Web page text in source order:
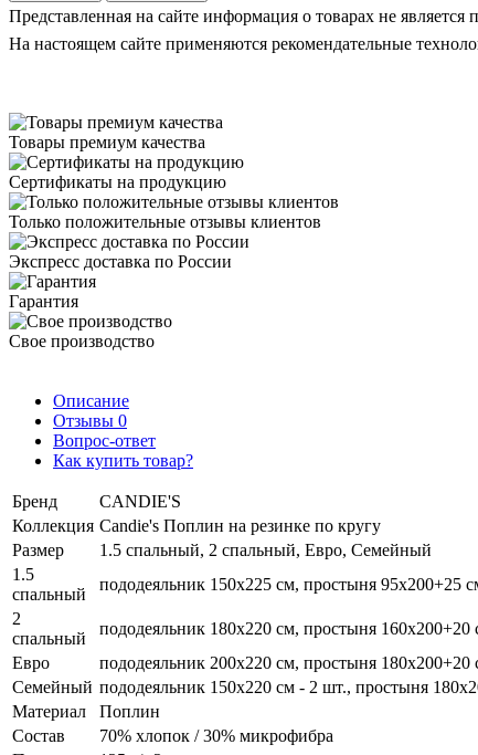
Представленная на сайте информация о товарах не
На настоящем сайте применяются рекомендательные
Товары премиум качества
Сертификаты на продукцию
Только положительные отзывы клиентов
Экспресс доставка по России
Гарантия
Свое производство
Описание
Отзывы 0
Вопрос-ответ
Как купить товар?
Бренд
CANDIE'S
Коллекция Candie's Поплин на резинке по кругу
Размер
1.5 спальный, 2 спальный, Евро, Семейный
1.5
спальный
пододеяльник 150х225 см, простыня 95х200+25
2
спальный
пододеяльник 180х220 см, простыня
Евро
пододеяльник 200х220 см, простыня
Семейный пододеяльник 150х220 см - 2 шт., простыня
Материал
Поплин
Состав
70% хлопок / 30% микрофибра